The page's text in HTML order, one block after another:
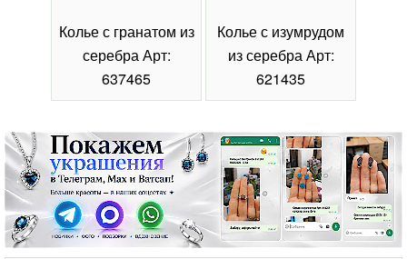
Колье с гранатом из
серебра Арт:
637465
Колье с изумрудом
из серебра Арт:
621435